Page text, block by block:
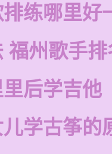
练哪里好
福州歌手
后学吉他
学古筝的